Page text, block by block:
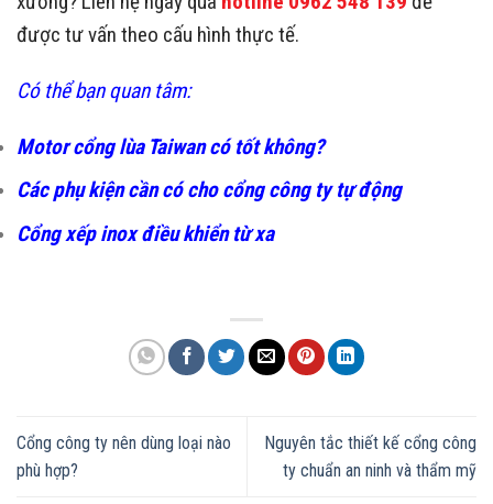
được tư vấn theo cấu hình thực tế.
Có thể bạn quan tâm:
Motor cổng lùa Taiwan có tốt không?
Các phụ kiện cần có cho cổng công ty tự động
Cổng xếp inox điều khiển từ xa
Cổng công ty nên dùng loại nào
phù hợp?
Nguyên tắc thiết kế cổng công
ty chuẩn an ninh và thẩm mỹ